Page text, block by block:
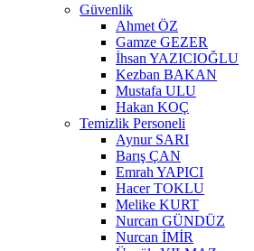
Güvenlik
Ahmet ÖZ
Gamze GEZER
İhsan YAZICIOĞLU
Kezban BAKAN
Mustafa ULU
Hakan KOÇ
Temizlik Personeli
Aynur SARI
Barış ÇAN
Emrah YAPICI
Hacer TOKLU
Melike KURT
Nurcan GÜNDÜZ
Nurcan İMİR